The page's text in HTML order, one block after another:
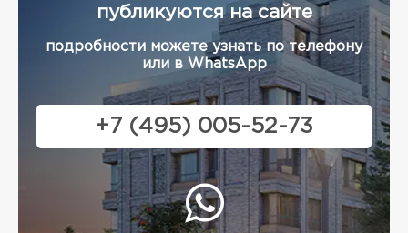
публикуются на сайте
подробности можете узнать по телефону
или в WhatsApp
+7 (495) 005-52-73